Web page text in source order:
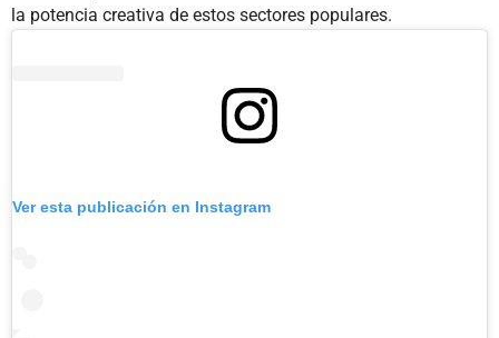
la potencia creativa de estos sectores populares.
Ver esta publicación en Instagram